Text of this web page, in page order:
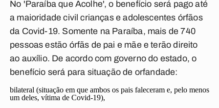
No 'Paraíba que Acolhe', o benefício será pago até
a maioridade civil crianças e adolescentes órfãos
da Covid-19. Somente na Paraíba, mais de 740
pessoas estão órfãs de pai e mãe e terão direito
ao auxílio. De acordo com governo do estado, o
benefício será para situação de orfandade:
bilateral (situação em que ambos os pais faleceram e, pelo menos
um deles, vítima de Covid-19),